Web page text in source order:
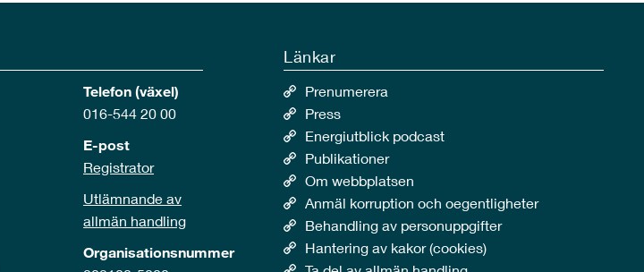
Telefon (växel)
016-544 20 00
E-post
Registrator
Utlämnande av
allmän handling
Organisationsnummer
Länkar
Prenumerera
Press
Energiutblick podcast
Publikationer
Om webbplatsen
Anmäl korruption och oegentligheter
Behandling av personuppgifter
Hantering av kakor (cookies)